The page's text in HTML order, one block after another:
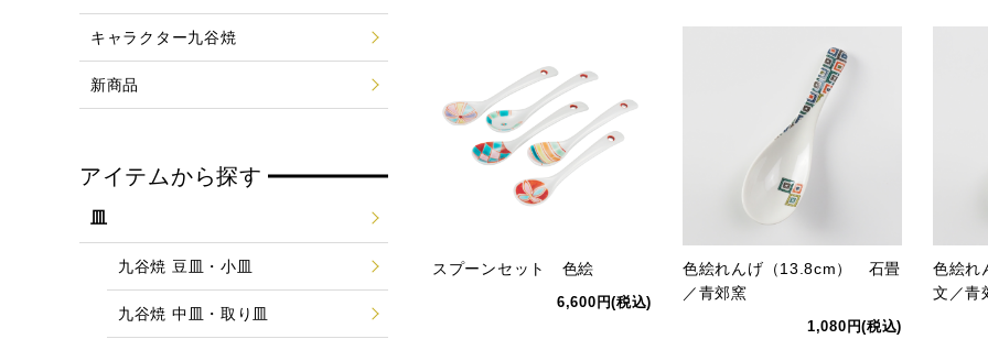
スプーンセット 色絵
6,600円(税込)
色絵れんげ（13.8cm） 石畳
／青郊窯
1,080円(税込)
色絵
文／青
キャラクター九谷焼
新商品
アイテムから探す
皿
九谷焼 豆皿・小皿
九谷焼 中皿・取り皿